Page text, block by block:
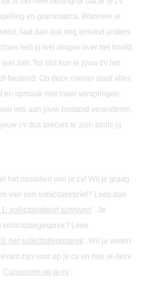
en grammatica. Wanneer je
laat dan ook nog iemand anders
heb jij wel dingen over het hoofd
ziet. Tot slot kun je jouw cv het
bestand. Op deze manier staat alles
en opmaak niet meer verspringen.
iets aan jouw bestand veranderen.
cv dus precies te zien zoals jij
het opstellen van je cv! Wil je graag
van een sollicitatiebrief? Lees dan
sollicitatiebrief schrijven’. Je
sollicitatiegesprek? Lees
het sollicitatiegesprek'. Wil je weten
zijn voor op je cv en hoe je deze
'Cursussen op je cv'.